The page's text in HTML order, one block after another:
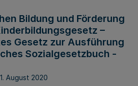
Bildung und Förderung
–
Gesetz zur Ausführung
Sozialgesetzbuch -
August 2020